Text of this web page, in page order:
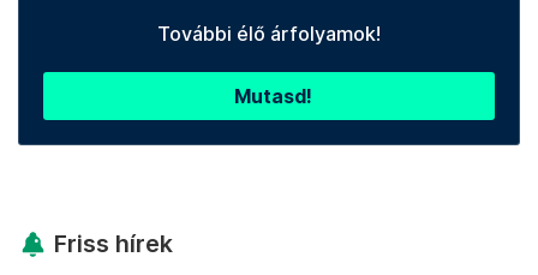
További élő árfolyamok!
Mutasd!
Friss hírek